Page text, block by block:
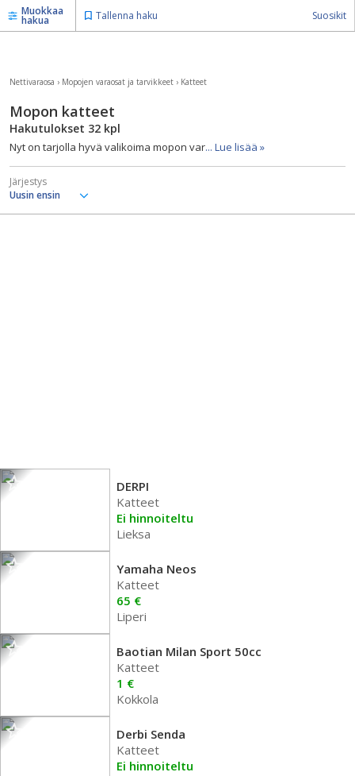
Muokkaa
hakua Tallenna haku Suosikit
Nettivaraosa › Mopojen varaosat ja tarvikkeet › Katteet
Mopon katteet
Hakutulokset 32 kpl
Nyt on tarjolla hyvä valikoima mopon var... Lue lisää »
Järjestys
DERPI
Katteet
Ei hinnoiteltu
Lieksa
Yamaha Neos
Katteet
65 €
Liperi
Baotian Milan Sport 50cc
Katteet
1 €
Kokkola
Derbi Senda
Katteet
Ei hinnoiteltu